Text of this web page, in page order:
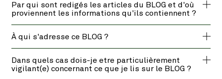
Par qui sont redigés les articles du BLOG et d'où
proviennent les informations qu'ils contiennent ?
À qui s'adresse ce BLOG ?
Dans quels cas dois-je etre particulièrement
vigilant(e) concernant ce que je lis sur le BLOG ?